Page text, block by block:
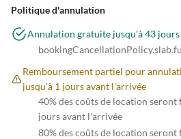
Politique d'annulation
Annulation gratuite jusqu'à 43
Remboursement partiel pour
jusqu'à 1 jours avant l'arrivée
40% des coûts de location
jours avant l'arrivée
80% des coûts de location